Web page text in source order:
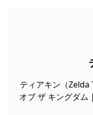
ティアキン（
オブ ザ キングダム